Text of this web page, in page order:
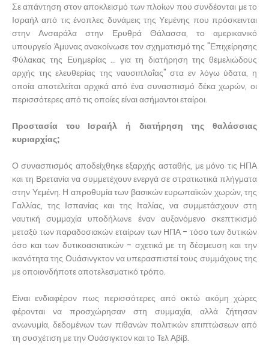
Σε απάντηση στον αποκλεισμό των πλοίων που συνδέονται με το
Ισραήλ από τις ένοπλες δυνάμεις της Υεμένης που πρόσκεινται
στην Ανσαράλα στην Ερυθρά Θάλασσα, το αμερικανικό
υπουργείο Άμυνας ανακοίνωσε τον σχηματισμό της "Επιχείρησης
Φύλακας της Ευημερίας ... για τη διατήρηση της θεμελιώδους
αρχής της ελευθερίας της ναυσιπλοΐας" στα εν λόγω ύδατα, η
οποία αποτελείται αρχικά από ένα συνασπισμό δέκα χωρών, οι
περισσότερες από τις οποίες είναι ασήμαντοι εταίροι.
Προστασία του Ισραήλ ή διατήρηση της θαλάσσιας
κυριαρχίας;
Ο συνασπισμός αποδείχθηκε εξαρχής ασταθής, με μόνο τις ΗΠΑ
και τη Βρετανία να συμμετέχουν ενεργά σε στρατιωτικά πλήγματα
στην Υεμένη. Η απροθυμία των βασικών ευρωπαϊκών χωρών, της
Γαλλίας, της Ισπανίας και της Ιταλίας, να συμμετάσχουν στη
ναυτική συμμαχία υποδήλωνε έναν αυξανόμενο σκεπτικισμό
μεταξύ των παραδοσιακών εταίρων των ΗΠΑ - τόσο των δυτικών
όσο και των δυτικοασιατικών - σχετικά με τη δέσμευση και την
ικανότητα της Ουάσινγκτον να υπερασπιστεί τους συμμάχους της
με οποιονδήποτε αποτελεσματικό τρόπο.
Είναι ενδιαφέρον πως περισσότερες από οκτώ ακόμη χώρες
φέρονται να προσχώρησαν στη συμμαχία, αλλά ζήτησαν
ανωνυμία, δεδομένων των πιθανών πολιτικών επιπτώσεων από
τη συσχέτιση με την Ουάσιγκτον και το Τελ Αβίβ.